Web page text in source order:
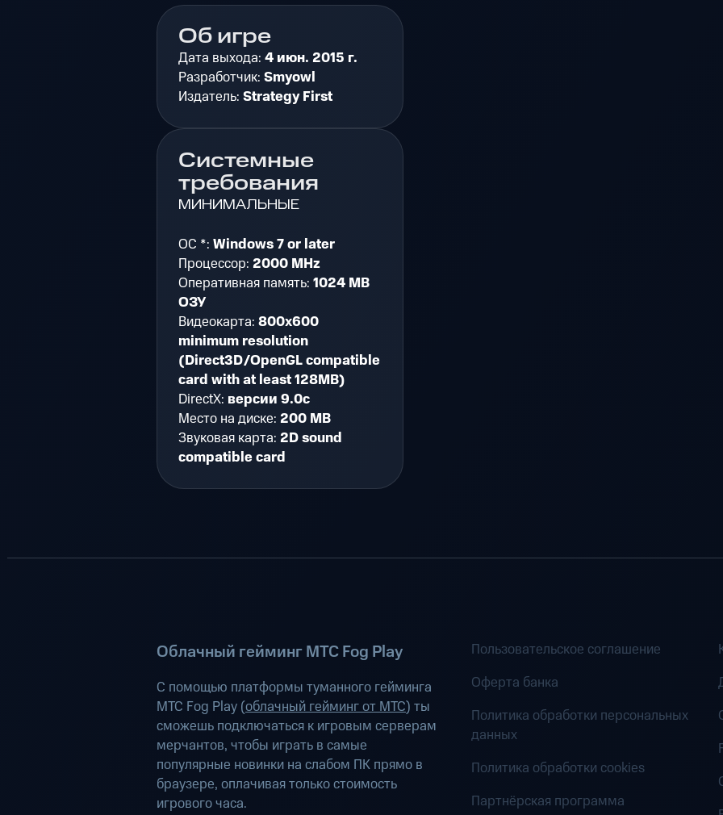
Об игре
Дата выхода: 4 июн. 2015 г.
Разработчик: Smyowl
Издатель: Strategy First
Системные
требования
МИНИМАЛЬНЫЕ
ОС *: Windows 7 or later
Процессор: 2000 MHz
Оперативная память: 1024 MB
ОЗУ
Видеокарта: 800x600
minimum resolution
(Direct3D/OpenGL compatible
card with at least 128MB)
DirectX: версии 9.0c
Место на диске: 200 MB
Звуковая карта: 2D sound
compatible card
Облачный гейминг МТС Fog Play
С помощью платформы туманного гейминга
МТС Fog Play (облачный гейминг от МТС) ты
сможешь подключаться к игровым серверам
мерчантов, чтобы играть в самые
популярные новинки на слабом ПК прямо в
браузере, оплачивая только стоимость
игрового часа.
Пользовательское соглашение
Оферта банка
Политика обработки персональных
данных
Политика обработки cookies
Партнёрская программа